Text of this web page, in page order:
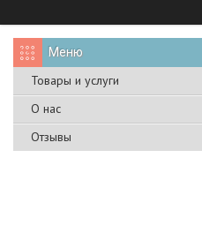
Товары и услуги
О нас
Отзывы